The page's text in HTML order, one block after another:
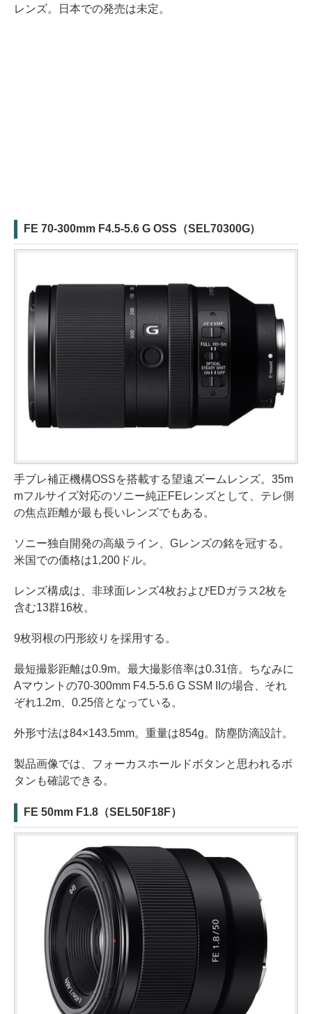
レンズ。日本での発売は未定。
FE 70-300mm F4.5-5.6 G OSS（SEL70300G）
手ブレ補正機構OSSを搭載する望遠ズームレンズ。35m
mフルサイズ対応のソニー純正FEレンズとして、テレ側
の焦点距離が最も長いレンズでもある。
ソニー独自開発の高級ライン、Gレンズの銘を冠する。
米国での価格は1,200ドル。
レンズ構成は、非球面レンズ4枚およびEDガラス2枚を
含む13群16枚。
9枚羽根の円形絞りを採用する。
最短撮影距離は0.9m。最大撮影倍率は0.31倍。ちなみに
Aマウントの70-300mm F4.5-5.6 G SSM IIの場合、それ
ぞれ1.2m、0.25倍となっている。
外形寸法は84×143.5mm。重量は854g。防塵防滴設計。
製品画像では、フォーカスホールドボタンと思われるボ
タンも確認できる。
FE 50mm F1.8（SEL50F18F）